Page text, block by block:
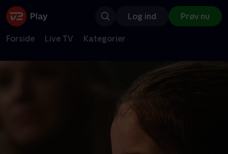
Log ind Prøv nu
Forside Live TV Kategorier